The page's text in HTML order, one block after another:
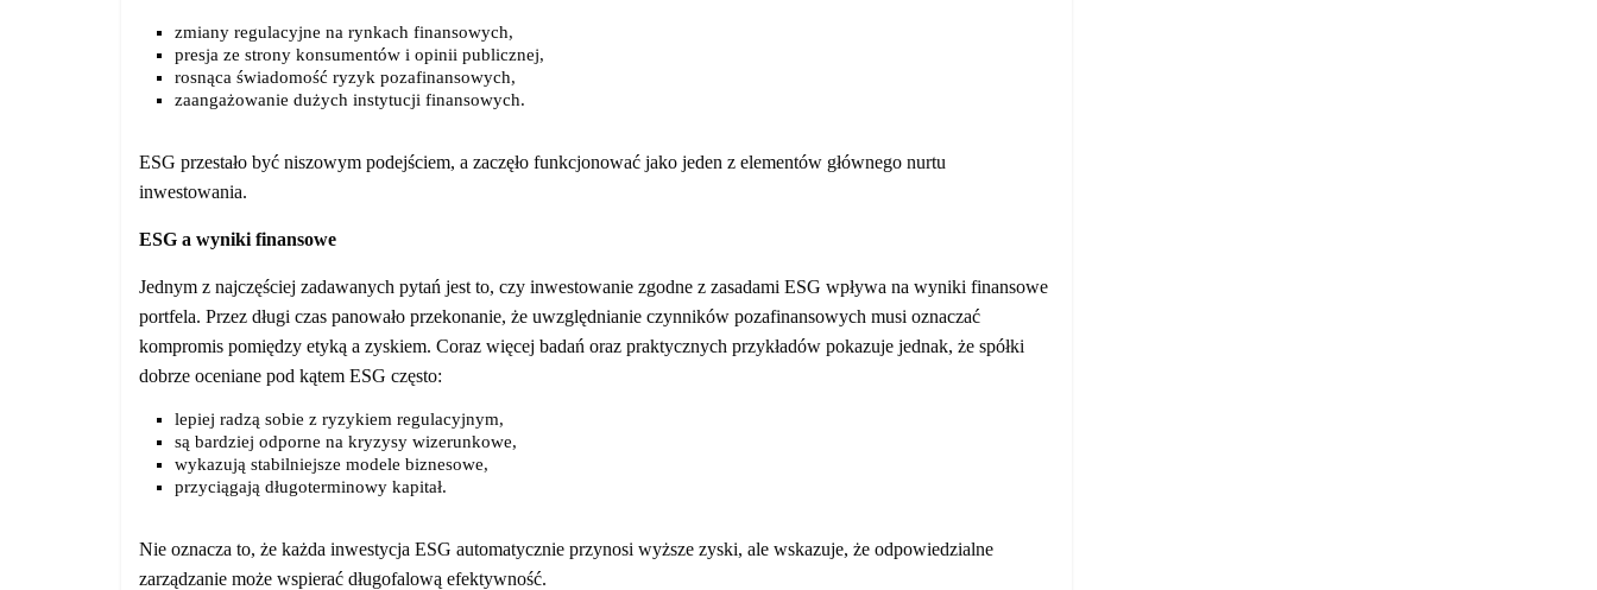
zmiany regulacyjne na rynkach finansowych,
presja ze strony konsumentów i opinii publicznej,
rosnąca świadomość ryzyk pozafinansowych,
zaangażowanie dużych instytucji finansowych.
ESG przestało być niszowym podejściem, a zaczęło funkcjonować jako jeden z elementów głównego nurtu
inwestowania.
ESG a wyniki finansowe
Jednym z najczęściej zadawanych pytań jest to, czy inwestowanie zgodne z zasadami ESG wpływa na wyniki finansowe
portfela. Przez długi czas panowało przekonanie, że uwzględnianie czynników pozafinansowych musi oznaczać
kompromis pomiędzy etyką a zyskiem. Coraz więcej badań oraz praktycznych przykładów pokazuje jednak, że spółki
dobrze oceniane pod kątem ESG często:
lepiej radzą sobie z ryzykiem regulacyjnym,
są bardziej odporne na kryzysy wizerunkowe,
wykazują stabilniejsze modele biznesowe,
przyciągają długoterminowy kapitał.
Nie oznacza to, że każda inwestycja ESG automatycznie przynosi wyższe zyski, ale wskazuje, że odpowiedzialne
zarządzanie może wspierać długofalową efektywność.